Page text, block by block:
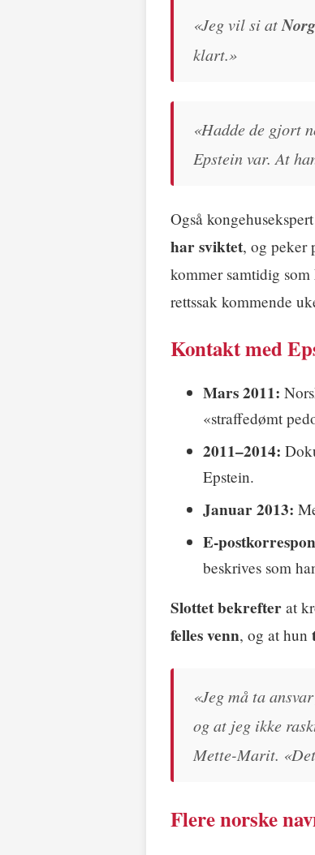
«Jeg vil si at
klart.»
«Hadde de gjort
Epstein var. At
Også kongehusekspert
har sviktet, og peker
kommer samtidig som
rettssak kommende
Kontakt med
Mars 2011:
«straffedømt
2011–2014:
Epstein.
Januar 2013:
E-
beskrives som
Slottet bekrefter at
felles venn, og at hun
«Jeg må ta
og at jeg ikke
Mette-Marit.
Flere norske